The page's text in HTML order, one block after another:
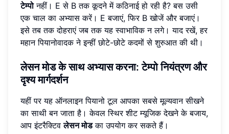
टेम्पोनहीं। E से B तक कूदने में कठिनाई हो रही है? बस उसी
एक चाल का अभ्यास करें। E बजाएं, फिर B खोजें और बजाएं।
इसे तब तक दोहराएं जब तक यह स्वाभाविक न लगे। याद रखें, हर
महान पियानोवादक ने इन्हीं छोटे-छोटे कदमों से शुरुआत की थी।
लेसन मोड के साथ अभ्यास करना: टेम्पो नियंत्रण और
दृश्य मार्गदर्शन
यहीं पर यह ऑनलाइन पियानो टूल आपका सबसे मूल्यवान सीखने
का साथी बन जाता है। केवल स्थिर शीट म्यूजिक देखने के बजाय,
आप इंटरैक्टिवलेसन मोडका उपयोग कर सकते हैं।